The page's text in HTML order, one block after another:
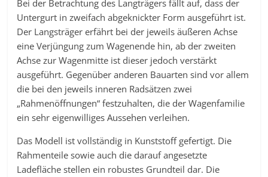
Bei der Betrachtung des Langträgers fällt auf, dass der
Untergurt in zweifach abgeknickter Form ausgeführt ist.
Der Langsträger erfährt bei der jeweils äußeren Achse
eine Verjüngung zum Wagenende hin, ab der zweiten
Achse zur Wagenmitte ist dieser jedoch verstärkt
ausgeführt. Gegenüber anderen Bauarten sind vor allem
die bei den jeweils inneren Radsätzen zwei
„Rahmenöffnungen“ festzuhalten, die der Wagenfamilie
ein sehr eigenwilliges Aussehen verleihen.
Das Modell ist vollständig in Kunststoff gefertigt. Die
Rahmenteile sowie auch die darauf angesetzte
Ladefläche stellen ein robustes Grundteil dar. Die